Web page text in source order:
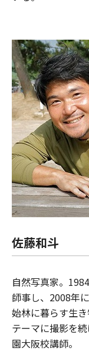
佐藤和斗
自然写真家。
師事し、2008年
始林に暮らす生
テーマに撮影を
園大阪校講師。